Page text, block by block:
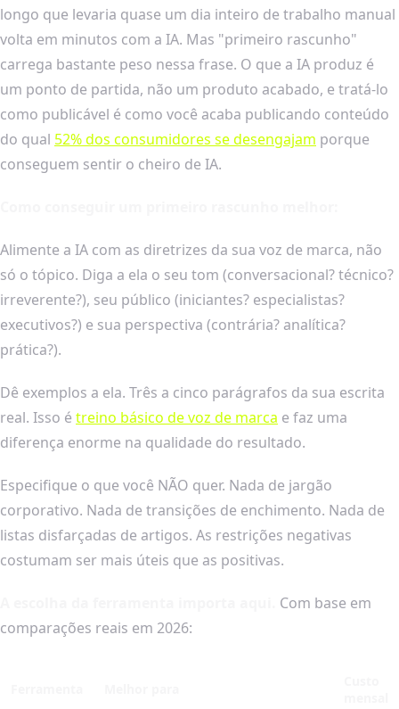
longo que levaria quase um dia inteiro de trabalho manual
volta em minutos com a IA. Mas "primeiro rascunho"
carrega bastante peso nessa frase. O que a IA produz é
um ponto de partida, não um produto acabado, e tratá-lo
como publicável é como você acaba publicando conteúdo
do qual 52% dos consumidores se desengajam porque
conseguem sentir o cheiro de IA.
Alimente a IA com as diretrizes da sua voz de marca, não
só o tópico. Diga a ela o seu tom (conversacional? técnico?
irreverente?), seu público (iniciantes? especialistas?
executivos?) e sua perspectiva (contrária? analítica?
prática?).
Dê exemplos a ela. Três a cinco parágrafos da sua escrita
real. Isso é treino básico de voz de marca e faz uma
diferença enorme na qualidade do resultado.
Especifique o que você NÃO quer. Nada de jargão
corporativo. Nada de transições de enchimento. Nada de
listas disfarçadas de artigos. As restrições negativas
costumam ser mais úteis que as positivas.
Com base em
comparações reais em 2026: